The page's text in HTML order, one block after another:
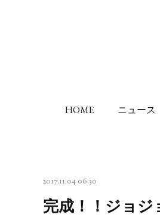
HOME ニュース
2017.11.04 06:30
完成！！ジョジ